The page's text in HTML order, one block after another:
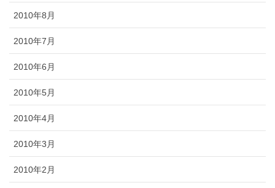
2010年8月
2010年7月
2010年6月
2010年5月
2010年4月
2010年3月
2010年2月